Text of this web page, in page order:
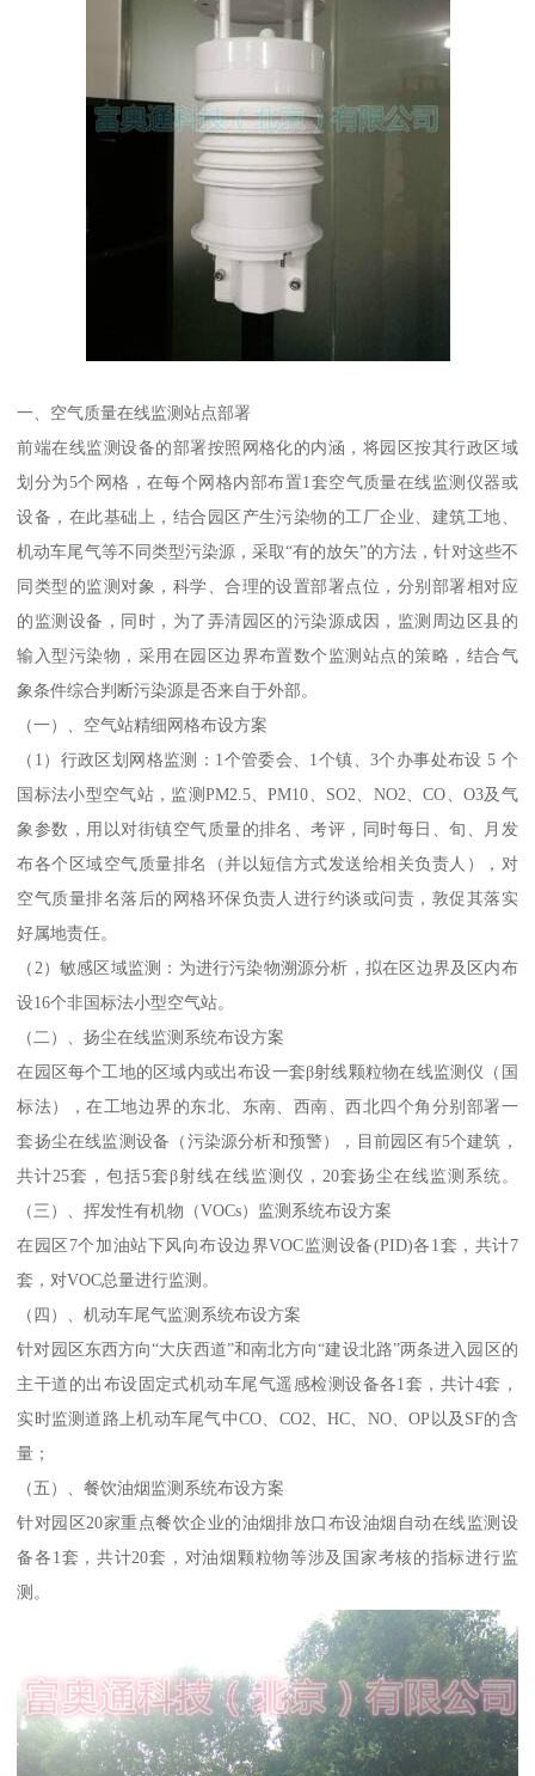
一、空气质量在线监测站点部署
前端在线监测设备的部署按照网格化的内涵，将园区按其行政区域
划分为5个网格，在每个网格内部布置1套空气质量在线监测仪器或
设备，在此基础上，结合园区产生污染物的工厂企业、建筑工地、
机动车尾气等不同类型污染源，采取“有的放矢”的方法，针对这些不
同类型的监测对象，科学、合理的设置部署点位，分别部署相对应
的监测设备，同时，为了弄清园区的污染源成因，监测周边区县的
输入型污染物，采用在园区边界布置数个监测站点的策略，结合气
象条件综合判断污染源是否来自于外部。
（一）、空气站精细网格布设方案
（1）行政区划网格监测：1个管委会、1个镇、3个办事处布设 5 个
国标法小型空气站，监测PM2.5、PM10、SO2、NO2、CO、O3及气
象参数，用以对街镇空气质量的排名、考评，同时每日、旬、月发
布各个区域空气质量排名（并以短信方式发送给相关负责人），对
空气质量排名落后的网格环保负责人进行约谈或问责，敦促其落实
好属地责任。
（2）敏感区域监测：为进行污染物溯源分析，拟在区边界及区内布
设16个非国标法小型空气站。
（二）、扬尘在线监测系统布设方案
在园区每个工地的区域内或出布设一套β射线颗粒物在线监测仪（国
标法），在工地边界的东北、东南、西南、西北四个角分别部署一
套扬尘在线监测设备（污染源分析和预警），目前园区有5个建筑，
共计25套，包括5套β射线在线监测仪，20套扬尘在线监测系统。
（三）、挥发性有机物（VOCs）监测系统布设方案
在园区7个加油站下风向布设边界VOC监测设备(PID)各1套，共计7
套，对VOC总量进行监测。
（四）、机动车尾气监测系统布设方案
针对园区东西方向“大庆西道”和南北方向“建设北路”两条进入园区的
主干道的出布设固定式机动车尾气遥感检测设备各1套，共计4套，
实时监测道路上机动车尾气中CO、CO2、HC、NO、OP以及SF的含
量；
（五）、餐饮油烟监测系统布设方案
针对园区20家重点餐饮企业的油烟排放口布设油烟自动在线监测设
备各1套，共计20套，对油烟颗粒物等涉及国家考核的指标进行监
测。